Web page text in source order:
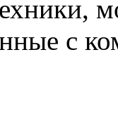
с